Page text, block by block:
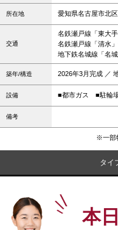
所在地 愛知県名古屋市北
交通
名鉄瀬戸線「東大
名鉄瀬戸線「清水
地下鉄名城線「名
築年/構造 2026年3月完成 ／
設備 ■都市ガス ■駐輪
備考
※一部
タイ
本日